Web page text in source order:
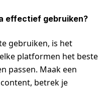
effectief gebruiken?
gebruiken, is het
platformen het beste
passen. Maak een
betrek je